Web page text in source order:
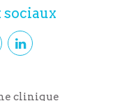
sociaux
clinique